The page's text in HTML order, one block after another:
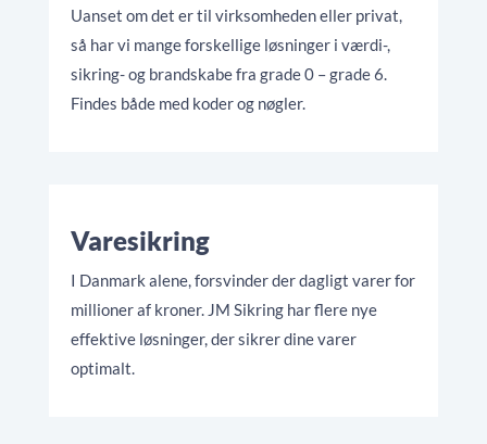
Uanset om det er til virksomheden eller privat,
så har vi mange forskellige løsninger i værdi-,
sikring- og brandskabe fra grade 0 – grade 6.
Findes både med koder og nøgler.
Varesikring
I Danmark alene, forsvinder der dagligt varer for
millioner af kroner. JM Sikring har flere nye
effektive løsninger, der sikrer dine varer
optimalt.